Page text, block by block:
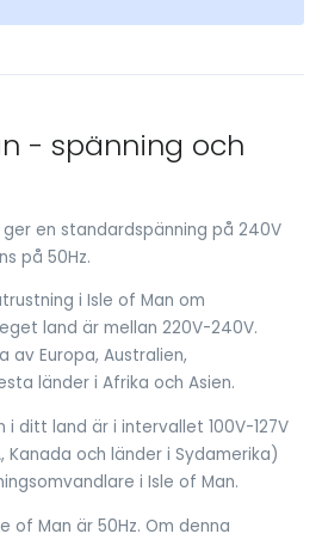
- spänning och
en standardspänning på 240V
på 50Hz.
i Isle of Man om
land är mellan 220V-240V.
Europa, Australien,
länder i Afrika och Asien.
i ditt land är i intervallet 100V-127V
Kanada och länder i Sydamerika)
i Isle of Man.
of Man är 50Hz. Om denna